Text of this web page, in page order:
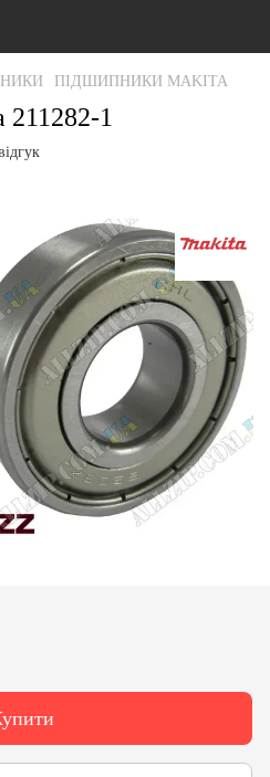
ПІДШИПНИКИ MAKITA
1